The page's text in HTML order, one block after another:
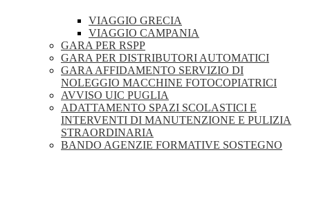
VIAGGIO GRECIA
VIAGGIO CAMPANIA
GARA PER RSPP
GARA PER DISTRIBUTORI AUTOMATICI
GARA AFFIDAMENTO SERVIZIO DI
NOLEGGIO MACCHINE FOTOCOPIATRICI
AVVISO UIC PUGLIA
ADATTAMENTO SPAZI SCOLASTICI E
INTERVENTI DI MANUTENZIONE E PULIZIA
STRAORDINARIA
BANDO AGENZIE FORMATIVE SOSTEGNO